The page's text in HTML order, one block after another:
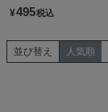
¥495税込
並び替え 人気順